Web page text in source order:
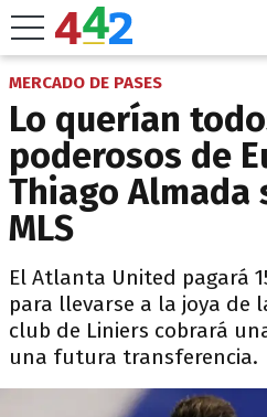
MERCADO DE PASES
Lo querían
poderosos de
Thiago Almada
MLS
El Atlanta United pagará
para llevarse a la joya de
club de Liniers cobrará
una futura transferencia.